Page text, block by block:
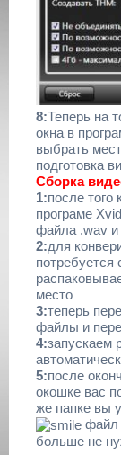
8:Теперь на
окна в
выбрать
подготовка
Сборка
1:после того
програме
файла .wav и
2:для
потребуется
место
3:теперь
файлы и
4:запускаем
5:после
окошке вас
же папке вы
файл
больше не